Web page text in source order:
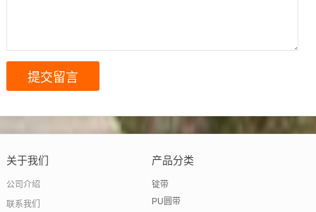
关于我们
公司介绍
联系我们
产品分类
锭带
PU圆带